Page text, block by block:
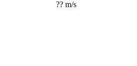
?? m/s